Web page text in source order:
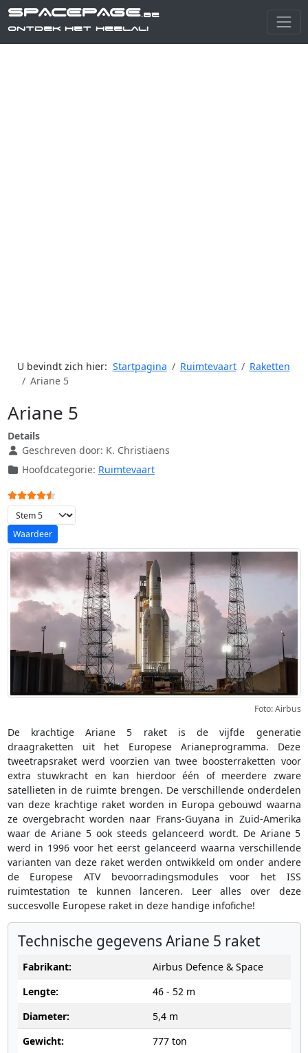
SPACEPAGE.be
Ontdek het heelal!
U bevindt zich hier: Startpagina Ruimtevaart
Raketten
Ariane 5
Ariane 5
Details
Geschreven door: K. Christiaens
Hoofdcategorie: Ruimtevaart
Gebruikerswaardering:
Voeg waardering toe
Foto: Airbus
De krachtige Ariane 5 raket is de vijfde generatie
draagraketten uit het Europese Arianeprogramma. Deze
tweetrapsraket werd voorzien van twee boosterraketten voor
extra stuwkracht en kan hierdoor één of meerdere zware
satellieten in de ruimte brengen. De verschillende onderdelen
van deze krachtige raket worden in Europa gebouwd waarna
ze overgebracht worden naar Frans-Guyana in Zuid-Amerika
waar de Ariane 5 ook steeds gelanceerd wordt. De Ariane 5
werd in 1996 voor het eerst gelanceerd waarna verschillende
varianten van deze raket werden ontwikkeld om onder andere
de Europese ATV bevoorradingsmodules voor het ISS
ruimtestation te kunnen lanceren. Leer alles over deze
succesvolle Europese raket in deze handige infofiche!
Technische gegevens Ariane 5 raket
Fabrikant:
Airbus Defence & Space
Lengte:
46 - 52 m
Diameter:
5,4 m
Gewicht:
777 ton